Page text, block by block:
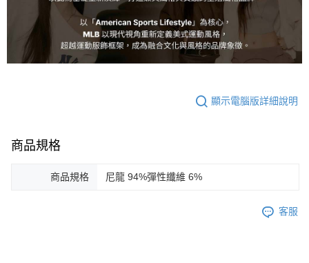
顯示電腦版詳細說明
商品規格
商品規格 尼龍 94%彈性纖維 6%
客服